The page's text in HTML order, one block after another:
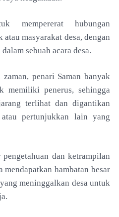
mempererat hubungan
atau masyarakat desa, dengan
sebuah acara desa.
penari Saman banyak
memiliki penerus, sehingga
terlihat dan digantikan
pertunjukkan lain yang
pengetahuan dan ketrampilan
mendapatkan hambatan besar
meninggalkan desa untuk